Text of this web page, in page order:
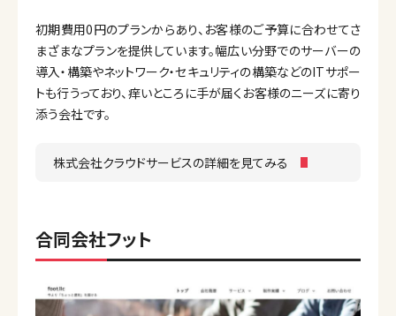
初期費用0円のプランからあり、お客様のご予算に合わせてさ
まざまなプランを提供しています。幅広い分野でのサーバーの
導入・構築やネットワーク・セキュリティの構築などのITサポー
トも行うっており、痒いところに手が届くお客様のニーズに寄り
添う会社です。
株式会社クラウドサービスの詳細を見てみる
合同会社フット